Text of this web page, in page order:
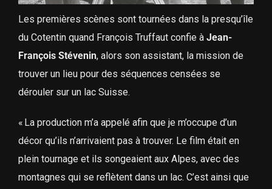
Les premières scènes sont tournées dans la presqu’île
du Cotentin quand François Truffaut confie à Jean-
François Stévenin, alors son assistant, la mission de
trouver un lieu pour des séquences censées se
dérouler sur un lac Suisse.
« La production m’a appelé afin que je m’occupe d’un
décor qu’ils n’arrivaient pas à trouver. Le film était en
plein tournage et ils songeaient aux Alpes, avec des
montagnes qui se reflètent dans un lac. C’est ainsi que